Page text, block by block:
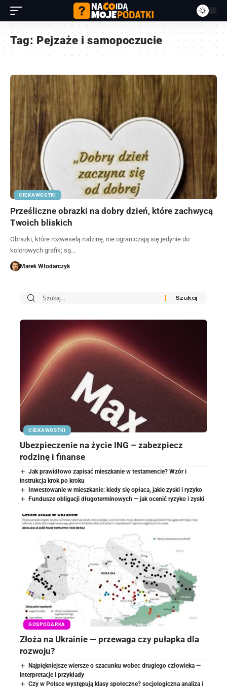
Tag: Pejzaże i samopoczucie
CIEKAWOSTKI
Prześliczne obrazki na dobry dzień, które zachwycą
Twoich bliskich
Obrazki, które rozweselą rodzinę, nie ograniczają się jedynie do
kolorowych grafik; są…
Marek Włodarczyk
CIEKAWOSTKI
Ubezpieczenie na życie ING – zabezpiecz
rodzinę i finanse
Jak prawidłowo zapisać mieszkanie w testamencie? Wzór i
instrukcja krok po kroku
Inwestowanie w mieszkanie: kiedy się opłaca, jakie zyski i ryzyko
Fundusze obligacji długoterminowych — jak ocenić ryzyko i zyski
GOSPODARKA
Złoża na Ukrainie — przewaga czy pułapka dla
rozwoju?
Najpiękniejsze wiersze o szacunku wobec drugiego człowieka —
interpretacje i przykłady
Czy w Polsce występują klasy społeczne? socjologiczna analiza i